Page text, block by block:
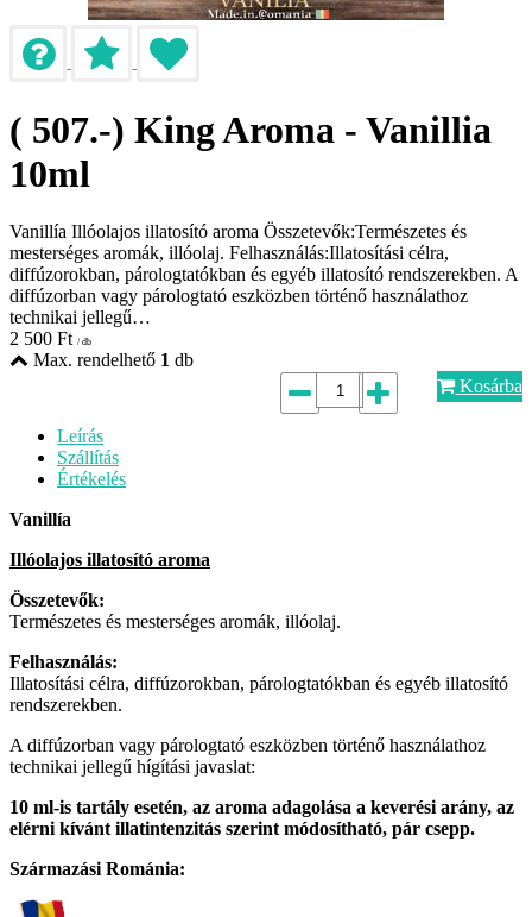
( 507.-) King Aroma - Vanillia
10ml
Vanillía Illóolajos illatosító aroma Összetevők:Természetes és
mesterséges aromák, illóolaj. Felhasználás:Illatosítási célra,
diffúzorokban, párologtatókban és egyéb illatosító rendszerekben. A
diffúzorban vagy párologtató eszközben történő használathoz
technikai jellegű…
2 500 Ft / db
Max. rendelhető 1 db
Kosárba
Leírás
Szállítás
Értékelés
Vanillía
Illóolajos illatosító aroma
Összetevők:
Természetes és mesterséges aromák, illóolaj.
Felhasználás:
Illatosítási célra, diffúzorokban, párologtatókban és egyéb illatosító
rendszerekben.
A diffúzorban vagy párologtató eszközben történő használathoz
technikai jellegű hígítási javaslat:
10 ml-is tartály esetén, az aroma adagolása a keverési arány, az
elérni kívánt illatintenzitás szerint módosítható, pár csepp.
Származási Románia: